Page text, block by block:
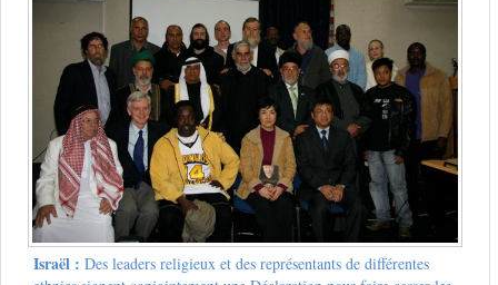
Israël : Des leaders religieux et des représentants de différentes